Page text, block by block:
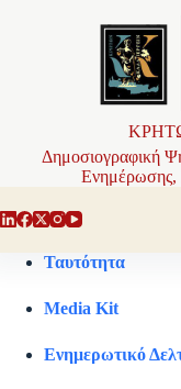
Δημοσιογραφική
Ενημέρωσης,
Ταυτότητα
Media Kit
Ενημερωτικό